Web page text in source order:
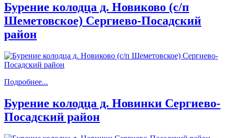
Бурение колодца д. Новиково (с/п
Шеметовское) Сергиево-Посадский
район
Подробнее...
Бурение колодца д. Новинки Сергиево-
Посадский район